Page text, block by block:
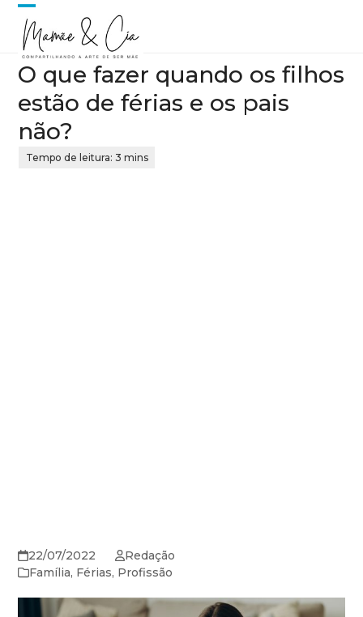
Skip
content
Open
mobile
menu
Close
mobile
menu
O que fazer quando os filhos
estão de férias e os pais
não?
22/07/2022
Redação
Família, Férias, Profissão